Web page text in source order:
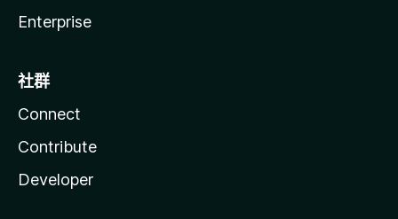
Enterprise
社群
Connect
Contribute
Developer